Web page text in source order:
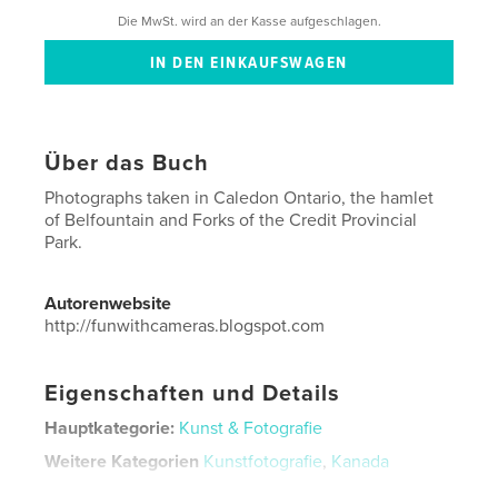
Die MwSt. wird an der Kasse aufgeschlagen.
Über das Buch
Photographs taken in Caledon Ontario, the hamlet
of Belfountain and Forks of the Credit Provincial
Park.
Autorenwebsite
http://funwithcameras.blogspot.com
Eigenschaften und Details
Hauptkategorie: Kunst & Fotografie
Weitere Kategorien Kunstfotografie, Kanada